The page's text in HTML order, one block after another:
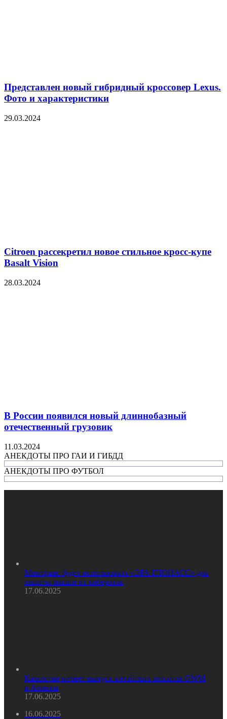
Представлен новый гибридный кроссовер Lexus.
Фото и характеристики
29.03.2024
Citroen рассекретил новое стильное кросс-купе
Basalt Vision
28.03.2024
В России появился новый длиннобазный
отечественный грузовик
11.03.2024
АНЕКДОТЫ ПРО ГАИ И ГИБДД
АНЕКДОТЫ ПРО ФУТБОЛ
Минтранс будет использовать «ЭРА-ГЛОНАСС» для
защиты машин от кибератак
17.06.2025
Казахстан начнет выпуск китайских пикапов GWM
в Алматы
17.06.2025
16.06.2025